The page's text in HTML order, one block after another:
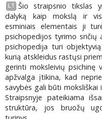
LT Šio straipsnio tikslas
dalyką kaip mokslą ir
esminiais elementais ji
psichopedijos tyrimo sričių
psichopedija turi
kurią atskleidus rastųsi
gerinti moksleivių psichinę
apžvalga įtikina, kad
savybės gali būti
Straipsnyje pateikiama
struktūra, jos bruožų